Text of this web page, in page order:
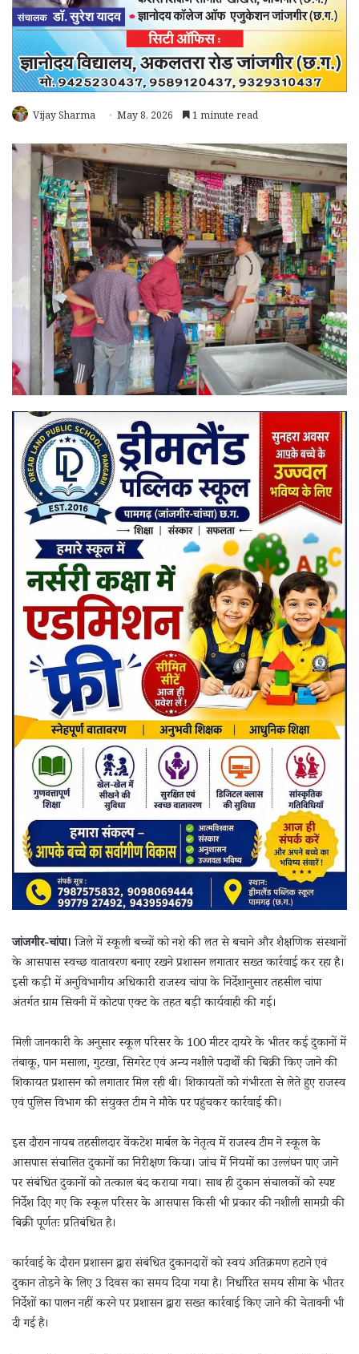
Vijay Sharma May 8, 2026 1 minute read
जांजगीर-चांपा।जिले में स्कूली बच्चों को नशे की लत से बचाने और शैक्षणिक संस्थानों
के आसपास स्वच्छ वातावरण बनाए रखने प्रशासन लगातार सख्त कार्रवाई कर रहा है।
इसी कड़ी में अनुविभागीय अधिकारी राजस्व चांपा के निर्देशानुसार तहसील चांपा
अंतर्गत ग्राम सिवनी में कोटपा एक्ट के तहत बड़ी कार्यवाही की गई।
मिली जानकारी के अनुसार स्कूल परिसर के 100 मीटर दायरे के भीतर कई दुकानों में
तंबाकू, पान मसाला, गुटखा, सिगरेट एवं अन्य नशीले पदार्थों की बिक्री किए जाने की
शिकायत प्रशासन को लगातार मिल रही थी। शिकायतों को गंभीरता से लेते हुए राजस्व
एवं पुलिस विभाग की संयुक्त टीम ने मौके पर पहुंचकर कार्रवाई की।
इस दौरान नायब तहसीलदार वेंकटेश मार्बल के नेतृत्व में राजस्व टीम ने स्कूल के
आसपास संचालित दुकानों का निरीक्षण किया। जांच में नियमों का उल्लंघन पाए जाने
पर संबंधित दुकानों को तत्काल बंद कराया गया। साथ ही दुकान संचालकों को स्पष्ट
निर्देश दिए गए कि स्कूल परिसर के आसपास किसी भी प्रकार की नशीली सामग्री की
बिक्री पूर्णतः प्रतिबंधित है।
कार्रवाई के दौरान प्रशासन द्वारा संबंधित दुकानदारों को स्वयं अतिक्रमण हटाने एवं
दुकान तोड़ने के लिए 3 दिवस का समय दिया गया है। निर्धारित समय सीमा के भीतर
निर्देशों का पालन नहीं करने पर प्रशासन द्वारा सख्त कार्रवाई किए जाने की चेतावनी भी
दी गई है।